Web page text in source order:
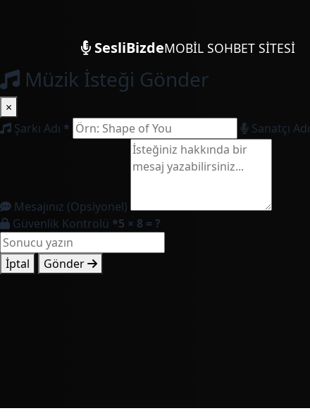
SesliBizdeMOBİL SOHBET SİTESİ
Müzik İsteği Gönder
×
Şarkı Adı * Sanatçı Adı
Mesajınız (Opsiyonel)
Güvenlik Kontrolü *5 × 8 = ?
İptal Gönder